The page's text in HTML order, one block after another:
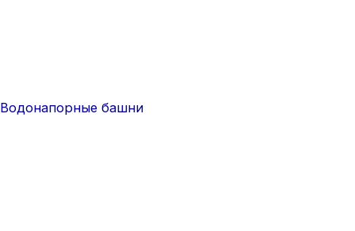
Водонапорные башни